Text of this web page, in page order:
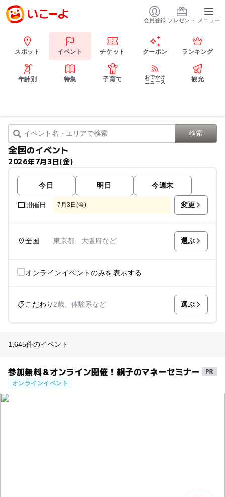
会員登録 プレゼント メニュー
スポット イベント チケット クーポン ランキング
年齢別 特集 子育て
おでかけ
ニュース
観光
全国のイベント
2026年7月3日(金)
今日 明日 今週末
開催日 7月3日(金) 変更
全国 東京都、大阪府など 選ぶ
オンラインイベントのみを表示する
こだわり2歳、体験系など 選ぶ
1,645件のイベント
参加無料＆オンライン開催！親子のマネーセミナー
オンラインイベント